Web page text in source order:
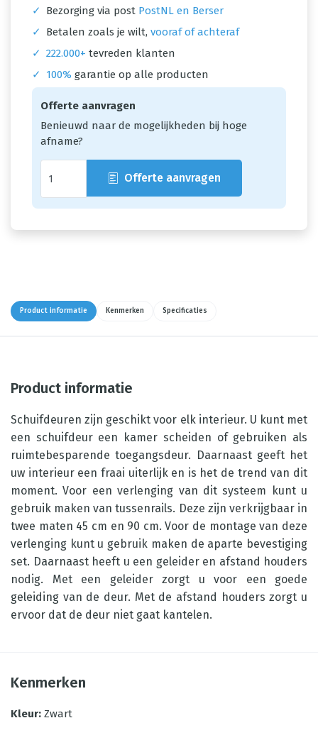
✓ Bezorging via post PostNL en Berser
✓
Betalen zoals je wilt, vooraf of achteraf
✓ 222.000+ tevreden klanten
✓
100% garantie op alle producten
Offerte aanvragen
Benieuwd naar de mogelijkheden bij hoge
afname?
Offerte aanvragen
Product informatie Kenmerken Specificaties
Product informatie
Schuifdeuren zijn geschikt voor elk interieur. U kunt met
een schuifdeur een kamer scheiden of gebruiken als
ruimtebesparende toegangsdeur. Daarnaast geeft het
uw interieur een fraai uiterlijk en is het de trend van dit
moment. Voor een verlenging van dit systeem kunt u
gebruik maken van tussenrails. Deze zijn verkrijgbaar in
twee maten 45 cm en 90 cm. Voor de montage van deze
verlenging kunt u gebruik maken de aparte bevestiging
set. Daarnaast heeft u een geleider en afstand houders
nodig. Met een geleider zorgt u voor een goede
geleiding van de deur. Met de afstand houders zorgt u
ervoor dat de deur niet gaat kantelen.
Kenmerken
Kleur: Zwart